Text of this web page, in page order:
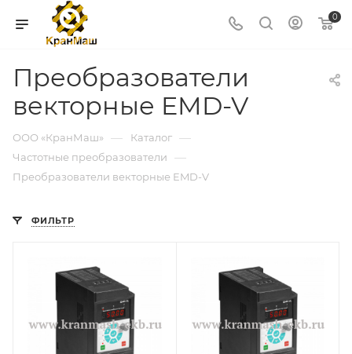
0
Преобразователи
векторные EMD-V
ООО «КранМаш» — Каталог —
Частотные преобразователи —
Преобразователи векторные EMD-V
ФИЛЬТР